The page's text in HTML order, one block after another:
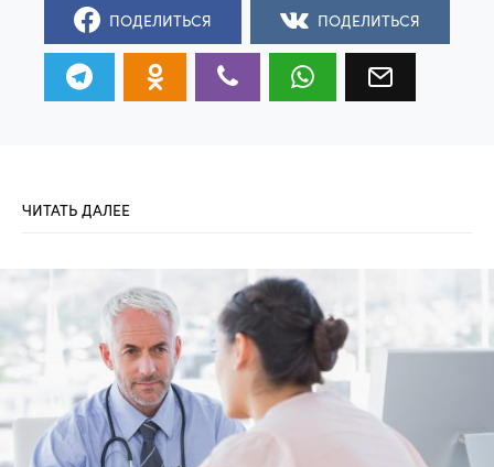
ПОДЕЛИТЬСЯ ПОДЕЛИТЬСЯ
ЧИТАТЬ ДАЛЕЕ